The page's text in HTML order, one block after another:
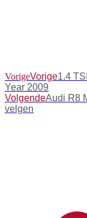
VorigeVorige1.4
Year 2009
VolgendeAudi R8
velgen